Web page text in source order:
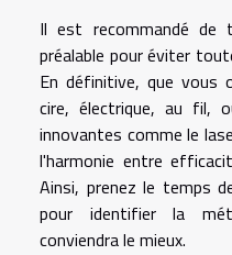
Il est recommandé de
préalable pour éviter
En définitive, que vous
cire, électrique, au fil,
innovantes comme le
l'harmonie entre
Ainsi, prenez le temps
pour identifier la
conviendra le mieux.